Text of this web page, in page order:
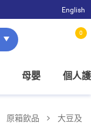
English
0
母嬰 個人
原箱飲品
大豆及